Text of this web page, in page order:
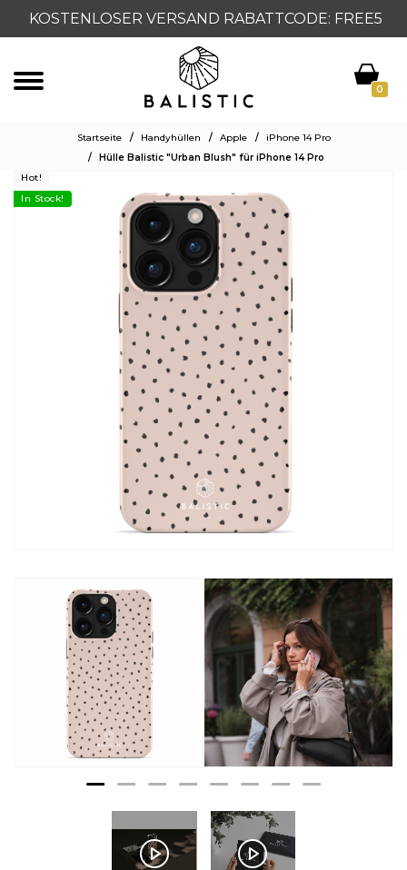
KOSTENLOSER VERSAND RABATTCODE: FREE5
0
Startseite / Handyhüllen / Apple /
iPhone 14 Pro
/
Hülle Balistic "Urban Blush" für iPhone 14 Pro
Hot!
In Stock!